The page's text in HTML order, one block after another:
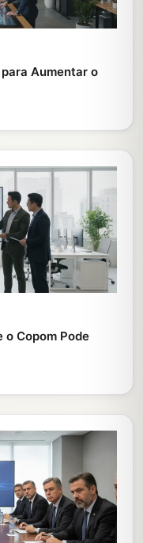
Aumentar o
o Copom Pode